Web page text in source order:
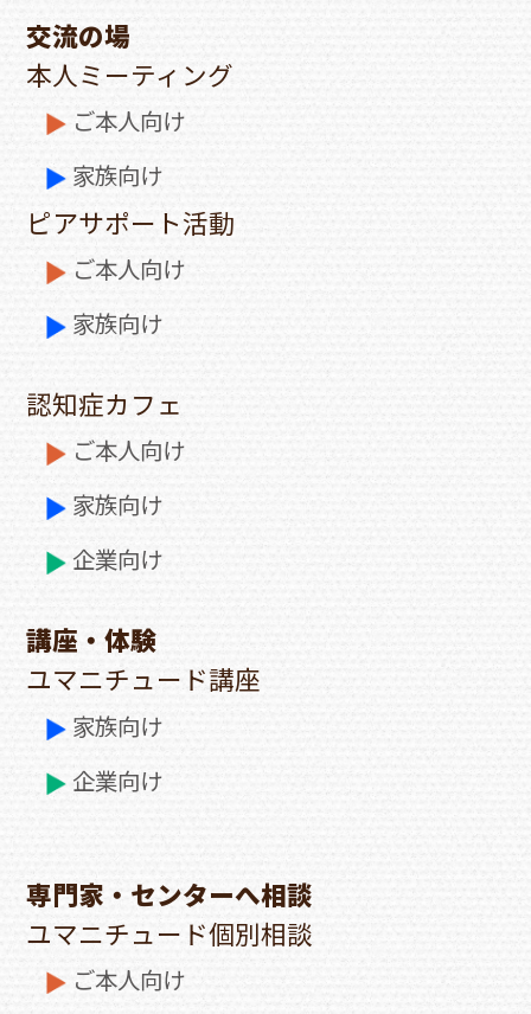
交流の場
本人ミーティング
ご本人向け
家族向け
ピアサポート活動
ご本人向け
家族向け
認知症カフェ
ご本人向け
家族向け
企業向け
講座・体験
ユマニチュード講座
家族向け
企業向け
専門家・センターへ相談
ユマニチュード個別相談
ご本人向け